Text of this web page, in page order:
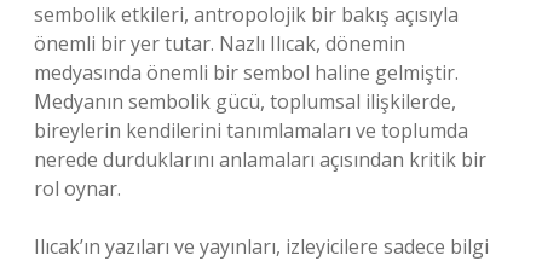
sembolik etkileri, antropolojik bir bakış açısıyla
önemli bir yer tutar. Nazlı Ilıcak, dönemin
medyasında önemli bir sembol haline gelmiştir.
Medyanın sembolik gücü, toplumsal ilişkilerde,
bireylerin kendilerini tanımlamaları ve toplumda
nerede durduklarını anlamaları açısından kritik bir
rol oynar.
Ilıcak’ın yazıları ve yayınları, izleyicilere sadece bilgi